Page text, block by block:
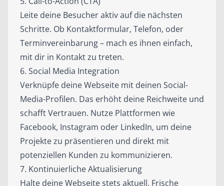
Leite deine Besucher aktiv auf die nächsten
Schritte. Ob Kontaktformular, Telefon, oder
Terminvereinbarung – mach es ihnen einfach,
mit dir in Kontakt zu treten.
6. Social Media Integration
Verknüpfe deine Webseite mit deinen Social-
Media-Profilen. Das erhöht deine Reichweite und
schafft Vertrauen. Nutze Plattformen wie
Facebook, Instagram oder LinkedIn, um deine
Projekte zu präsentieren und direkt mit
potenziellen Kunden zu kommunizieren.
7. Kontinuierliche Aktualisierung
Halte deine Webseite stets aktuell. Frische